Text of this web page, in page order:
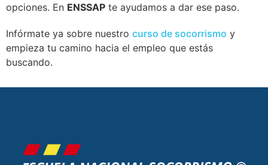
opciones. En ENSSAP te ayudamos a dar ese paso.
Infórmate ya sobre nuestro curso de socorrismo y
empieza tu camino hacia el empleo que estás
buscando.